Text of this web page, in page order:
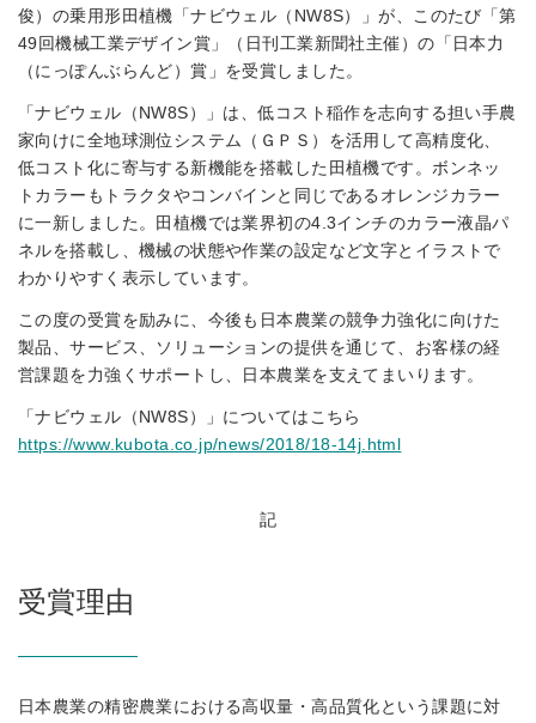
俊）の乗用形田植機「ナビウェル（NW8S）」が、このたび「第
49回機械工業デザイン賞」（日刊工業新聞社主催）の「日本力
（にっぽんぶらんど）賞」を受賞しました。
「ナビウェル（NW8S）」は、低コスト稲作を志向する担い手農
家向けに全地球測位システム（ＧＰＳ）を活用して高精度化、
低コスト化に寄与する新機能を搭載した田植機です。ボンネッ
トカラーもトラクタやコンバインと同じであるオレンジカラー
に一新しました。田植機では業界初の4.3インチのカラー液晶パ
ネルを搭載し、機械の状態や作業の設定など文字とイラストで
わかりやすく表示しています。
この度の受賞を励みに、今後も日本農業の競争力強化に向けた
製品、サービス、ソリューションの提供を通じて、お客様の経
営課題を力強くサポートし、日本農業を支えてまいります。
「ナビウェル（NW8S）」についてはこちら
https://www.kubota.co.jp/news/2018/18-14j.html
記
受賞理由
日本農業の精密農業における高収量・高品質化という課題に対